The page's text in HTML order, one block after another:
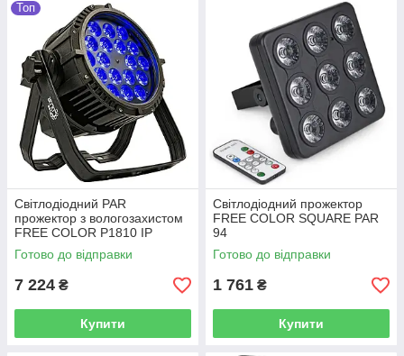
Топ
Світлодіодний PAR
прожектор з вологозахистом
FREE COLOR P1810 IP
Готово до відправки
7 224 ₴
Купити
Світлодіодний прожектор
FREE COLOR SQUARE PAR
94
Готово до відправки
1 761 ₴
Купити